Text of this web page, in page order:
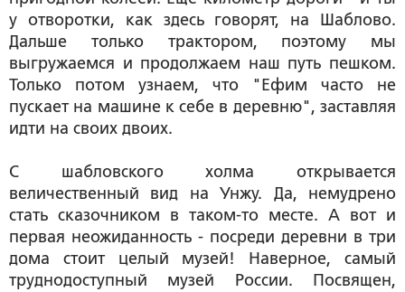
у отворотки, как здесь говорят, на Шаблово.
Дальше только трактором, поэтому мы
выгружаемся и продолжаем наш путь пешком.
Только потом узнаем, что "Ефим часто не
пускает на машине к себе в деревню", заставляя
идти на своих двоих.
С шабловского холма открывается
величественный вид на Унжу. Да, немудрено
стать сказочником в таком-то месте. А вот и
первая неожиданность - посреди деревни в три
дома стоит целый музей! Наверное, самый
труднодоступный музей России. Посвящен,